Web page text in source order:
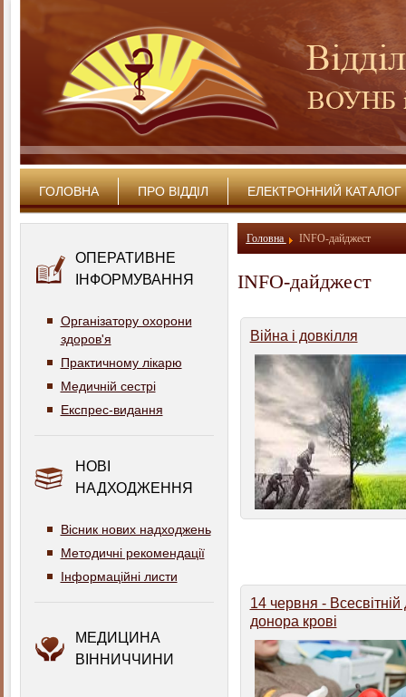
ГОЛОВНА ПРО ВІДДІЛ ЕЛЕКТРОННИЙ КАТАЛОГ
ОПЕРАТИВНЕ
ІНФОРМУВАННЯ
Організатору охорони
здоров'я
Практичному лікарю
Медичній сестрі
Експрес-видання
НОВІ
НАДХОДЖЕННЯ
Вісник нових надходжень
Методичні рекомендації
Інформаційні листи
МЕДИЦИНА
ВІННИЧЧИНИ
Головна INFO-дайджест
INFO-дайджест
Війна і довкілля
14 червня - Всесвітній
донора крові